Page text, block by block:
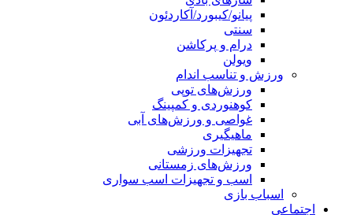
پیانو/کیبورد/آکاردئون
سنتی
درام و پرکاشن
ویولن
ورزش و تناسب اندام
ورزش‌های توپی
کوهنوردی و کمپینگ
غواصی و ورزش‌های آبی
ماهیگیری
تجهیزات ورزشی
ورزش‌های زمستانی
اسب و تجهیزات اسب سواری
اسباب‌ بازی
اجتماعی